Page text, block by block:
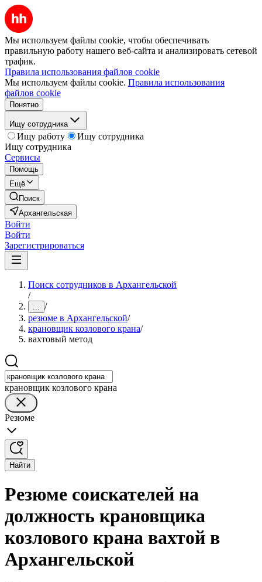
Мы используем файлы cookie, чтобы обеспечивать
правильную работу нашего веб-сайта и анализировать сетевой
трафик.
Правила использования файлов cookie
Мы используем файлы cookie. Правила использования
файлов cookie
Понятно
Ищу сотрудника
Ищу работу
Ищу сотрудника
Ищу сотрудника
Сервисы
Помощь
Ещё
Поиск
Архангельская
Войти
Войти
Зарегистрироваться
Поиск сотрудников в Архангельской
/
... /
резюме в Архангельской/
крановщик козлового крана/
вахтовый метод
крановщик козлового крана
Резюме
Найти
Резюме соискателей на
должность крановщика
козлового крана вахтой в
Архангельской